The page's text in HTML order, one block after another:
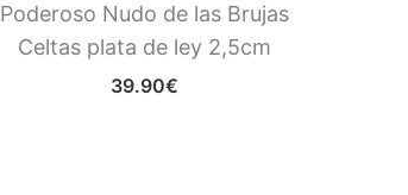
Poderoso Nudo de las Brujas
Celtas plata de ley 2,5cm
39.90€